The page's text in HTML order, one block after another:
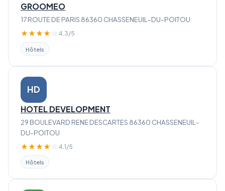
GROOMEO
17 ROUTE DE PARIS 86360 CHASSENEUIL-DU-POITOU
★★★★ ☆ 4.3/5
Hôtels
HD
HOTEL DEVELOPMENT
29 BOULEVARD RENE DESCARTES 86360 CHASSENEUIL-
DU-POITOU
★★★★ ☆ 4.1/5
Hôtels